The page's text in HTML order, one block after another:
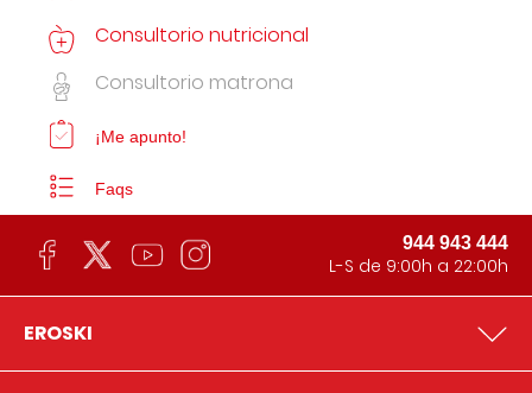
Consultorio nutricional
Consultorio matrona
¡Me apunto!
Faqs
944 943 444
L-S de 9:00h a 22:00h
EROSKI